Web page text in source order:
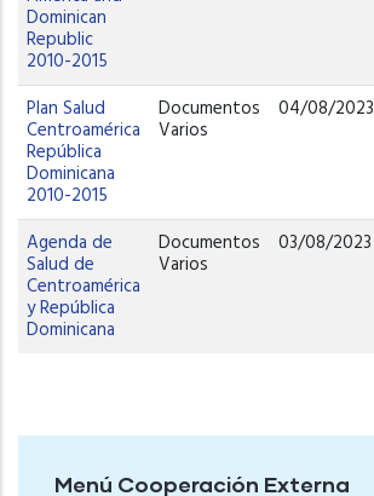
Dominican
Republic
2010-2015
Plan Salud
Centroamérica
República
Dominicana
2010-2015
Documentos
Varios
04/08/2023
Agenda de
Salud de
Centroamérica
y República
Dominicana
Documentos
Varios
03/08/2023
Menú Cooperación Externa